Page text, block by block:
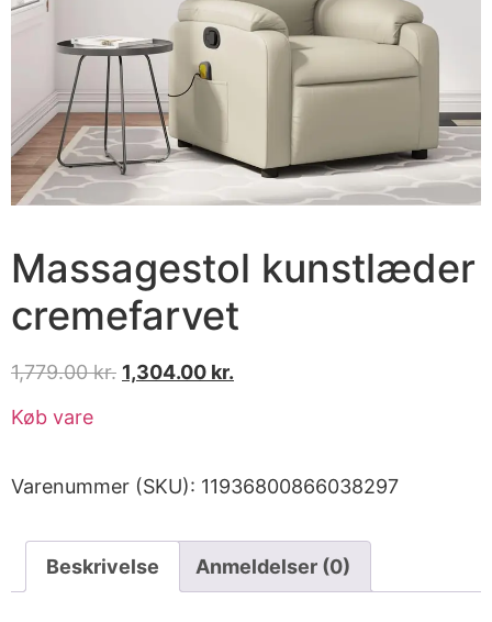
Massagestol kunstlæder
cremefarvet
1,779.00kr. 1,304.00 kr.
Køb vare
Varenummer (SKU): 11936800866038297
Beskrivelse Anmeldelser (0)